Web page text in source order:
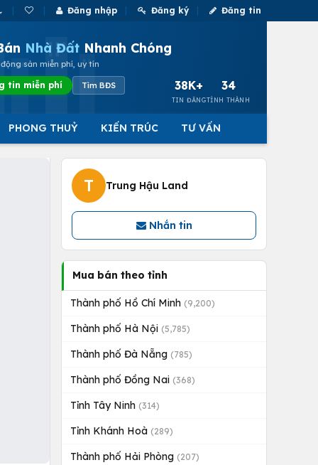
Đăng nhập Đăng ký Đăng tin
Nhà Đất Nhanh Chóng
sản miễn phí, uy tín
tin miễn phí Tìm BĐS 38K+
TIN ĐĂNG
34
TỈNH THÀNH
PHONG THUỶ KIẾN TRÚC TƯ VẤN
T Trung Hậu Land
Nhắn tin
Mua bán theo tỉnh
Thành phố Hồ Chí Minh (9,200)
Thành phố Hà Nội (5,785)
Thành phố Đà Nẵng (785)
Thành phố Đồng Nai (368)
Tỉnh Tây Ninh (314)
Tỉnh Khánh Hoà (289)
Thành phố Hải Phòng (207)